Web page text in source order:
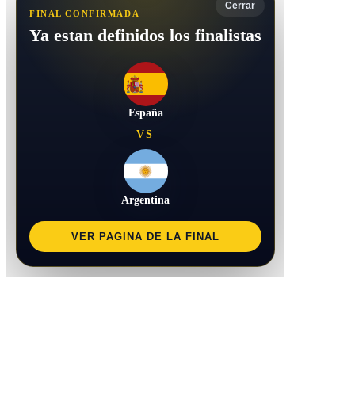
Cerrar
FINAL CONFIRMADA
Ya estan definidos los finalistas
España
VS
Argentina
VER PAGINA DE LA FINAL